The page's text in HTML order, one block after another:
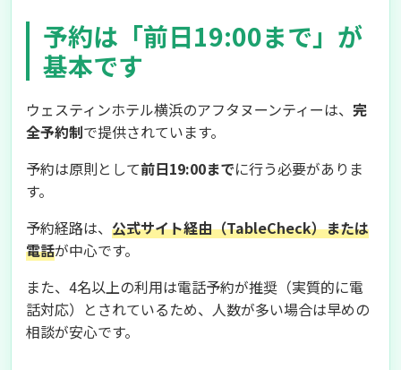
させるのが有効です
予約は「前日19:00まで」が
基本です
ウェスティンホテル横浜のアフタヌーンティーは、 完
全予約制で提供されています。
予約は原則として前日19:00までに行う必要がありま
す。
予約経路は、 公式サイト経由（TableCheck）または
電話が中心です。
また、4名以上の利用は電話予約が推奨（実質的に電
話対応）とされているため、人数が多い場合は早めの
相談が安心です。